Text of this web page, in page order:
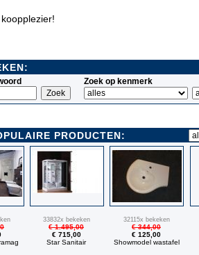
Zoek op kenmerk
PRODUCTEN:
33832x bekeken
€ 1.495,00
€ 715,00
Star Sanitair
32115x bekeken
€ 344,00
€ 125,00
Showmodel wastafel